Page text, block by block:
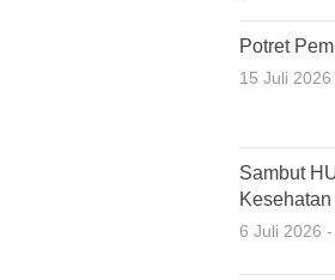
Potret
15 Juli
Sambut
6 Juli 2026